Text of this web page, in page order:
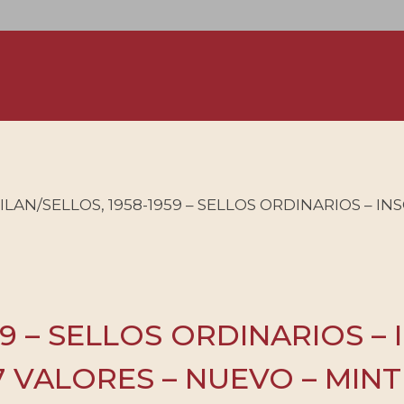
SELLOS, 1958-1959 – SELLOS ORDINARIOS –
– SELLOS ORDINARIOS –
VALORES – NUEVO – MINT